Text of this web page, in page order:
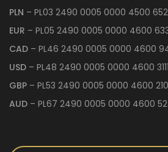
PLN – PL03 2490 0005 0000 4500
EUR – PL05 2490 0005 0000 4600
CAD – PL46 2490 0005 0000 4600
USD – PL48 2490 0005 0000 4600
GBP – PL53 2490 0005 0000 4600
AUD – PL67 2490 0005 0000 4600